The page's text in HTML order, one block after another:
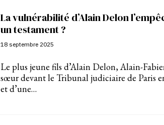
La vulnérabilité d’Alain Delon
un testament ?
18 septembre 2025
Le plus jeune fils d’Alain Delon, Alain-
sœur devant le Tribunal judiciaire de Paris
et d’une…